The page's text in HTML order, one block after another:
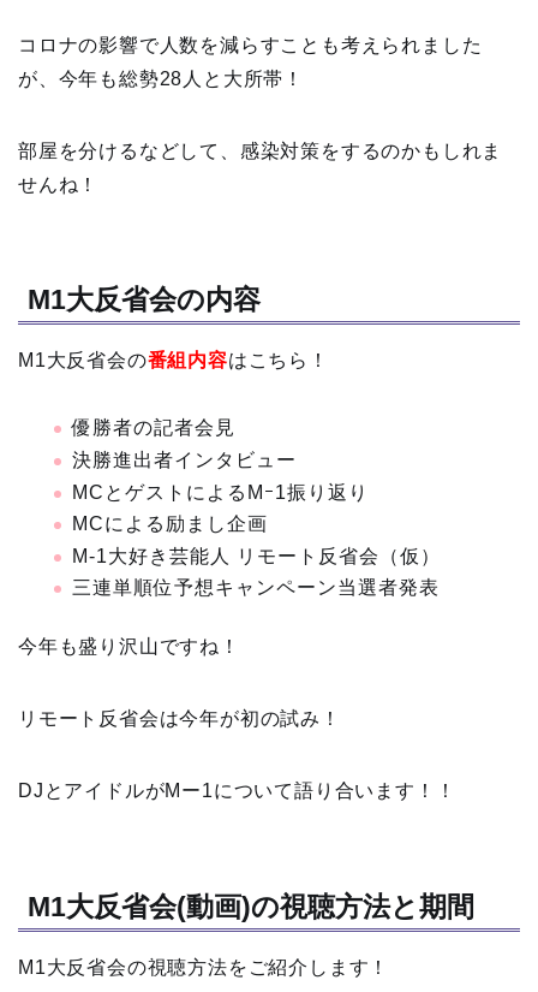
コロナの影響で人数を減らすことも考えられました
が、今年も総勢28人と大所帯！
部屋を分けるなどして、感染対策をするのかもしれま
せんね！
M1大反省会の内容
M1大反省会の番組内容はこちら！
優勝者の記者会見
決勝進出者インタビュー
MCとゲストによるMｰ1振り返り
MCによる励まし企画
M-1大好き芸能人 リモート反省会（仮）
三連単順位予想キャンペーン当選者発表
今年も盛り沢山ですね！
リモート反省会は今年が初の試み！
DJとアイドルがMー1について語り合います！！
M1大反省会(動画)の視聴方法と期間
M1大反省会の視聴方法をご紹介します！